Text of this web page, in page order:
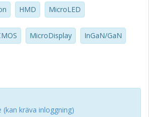
HMD MicroLED
MicroDisplay InGaN/GaN
(kan kräva inloggning)